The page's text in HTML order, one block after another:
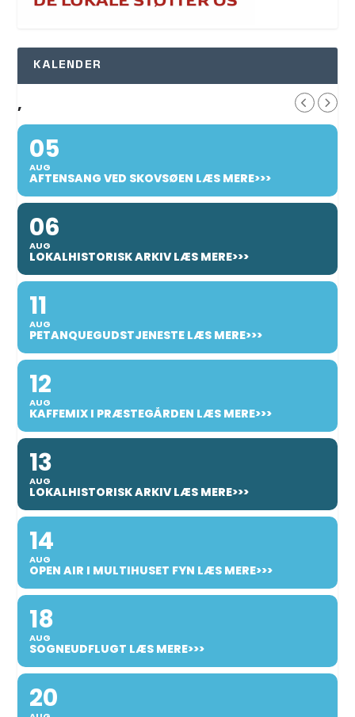
KALENDER
,
05
AUG
AFTENSANG VED SKOVSØEN LÆS MERE>>>
06
AUG
LOKALHISTORISK ARKIV LÆS MERE>>>
11
AUG
PETANQUEGUDSTJENESTE LÆS MERE>>>
12
AUG
KAFFEMIX I PRÆSTEGÅRDEN LÆS MERE>>>
13
AUG
LOKALHISTORISK ARKIV LÆS MERE>>>
14
AUG
OPEN AIR I MULTIHUSET FYN LÆS MERE>>>
18
AUG
SOGNEUDFLUGT LÆS MERE>>>
20